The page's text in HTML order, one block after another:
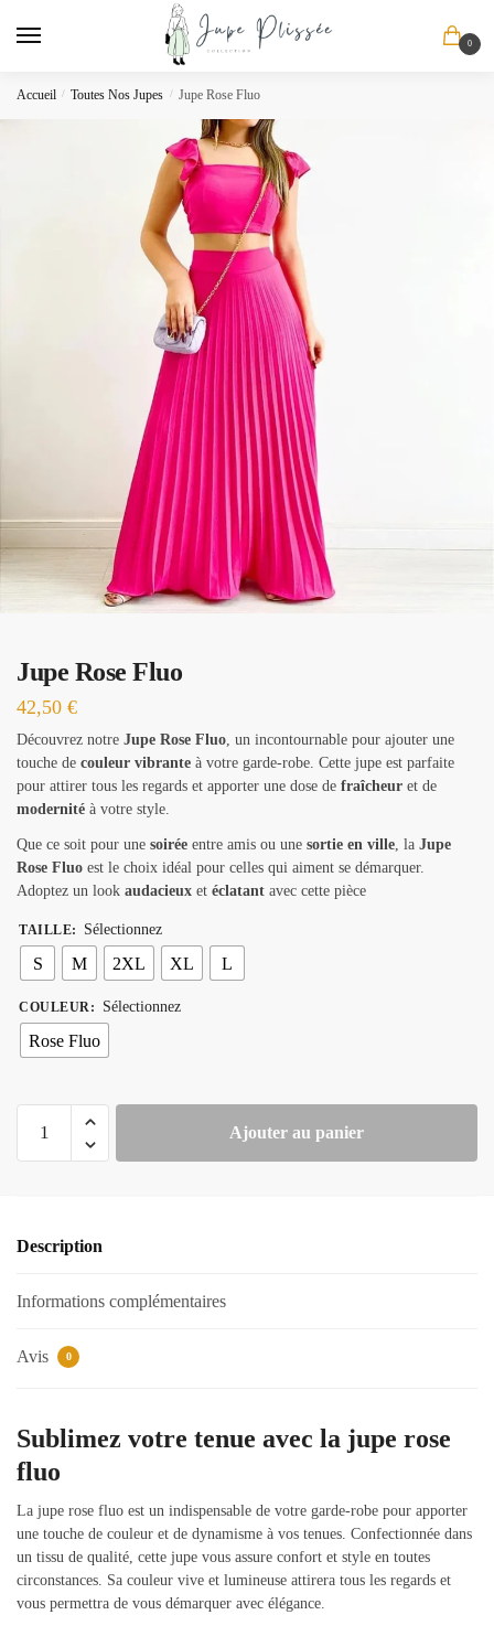
0
Accueil / Toutes Nos Jupes / Jupe Rose Fluo
Jupe Rose Fluo
42,50 €
Découvrez notre Jupe Rose Fluo, un incontournable pour ajouter une
touche de couleur vibrante à votre garde-robe. Cette jupe est parfaite
pour attirer tous les regards et apporter une dose de fraîcheur et de
modernité à votre style.
Que ce soit pour une soirée entre amis ou une sortie en ville, la Jupe
Rose Fluo est le choix idéal pour celles qui aiment se démarquer.
Adoptez un look audacieux et éclatant avec cette pièce
TAILLE: Sélectionnez
S M 2XL XL L
COULEUR: Sélectionnez
Rose Fluo
Ajouter au panier
Description
Informations complémentaires
Avis 0
Sublimez votre tenue avec la jupe rose
fluo
La jupe rose fluo est un indispensable de votre garde-robe pour apporter
une touche de couleur et de dynamisme à vos tenues. Confectionnée dans
un tissu de qualité, cette jupe vous assure confort et style en toutes
circonstances. Sa couleur vive et lumineuse attirera tous les regards et
vous permettra de vous démarquer avec élégance.